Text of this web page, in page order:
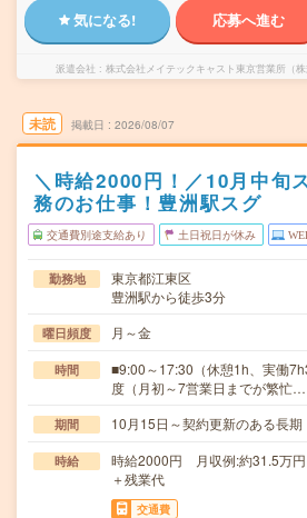
気になる! 応募へ進む
派遣会社 株式会社メイテックキャスト東京営業所（
未読 掲載日 2026/08/07
＼時給2000円！／10月中旬
務のお仕事！豊洲駅スグ
交通費別途支給あり 土日祝日が休み
勤務地
東京都江東区
豊洲駅から徒歩3分
曜日頻度 月～金
時間
■9:00～17:30（休憩1h、実働
度（月初～7営業日までが繁忙…
期間 10月15日～契約更新のある長
時給
時給2000円 月収例:約31.5万円
＋残業代
交通費